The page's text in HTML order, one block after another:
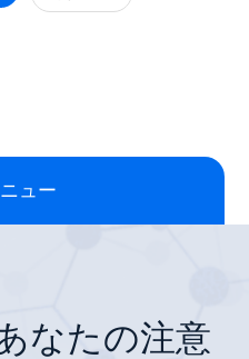
ュー
なたの注意